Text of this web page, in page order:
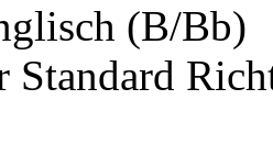
(B/Bb)
Standard